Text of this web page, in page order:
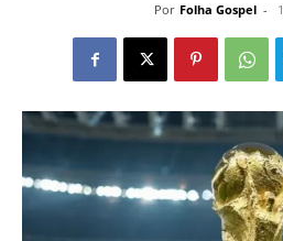
Por Folha Gospel -